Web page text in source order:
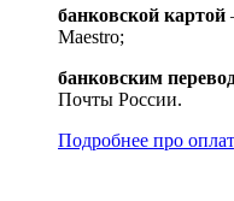
банковской картой
Maestro;
банковским
Почты России.
Подробнее про